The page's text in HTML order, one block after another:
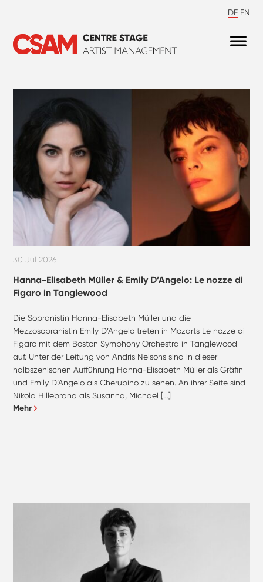
DE EN
30 Jul 2026
Hanna-Elisabeth Müller & Emily D’Angelo: Le nozze di
Figaro in Tanglewood
Die Sopranistin Hanna-Elisabeth Müller und die
Mezzosopranistin Emily D’Angelo treten in Mozarts Le nozze di
Figaro mit dem Boston Symphony Orchestra in Tanglewood
auf. Unter der Leitung von Andris Nelsons sind in dieser
halbszenischen Aufführung Hanna-Elisabeth Müller als Gräfin
und Emily D’Angelo als Cherubino zu sehen. An ihrer Seite sind
Nikola Hillebrand als Susanna, Michael […]
Mehr